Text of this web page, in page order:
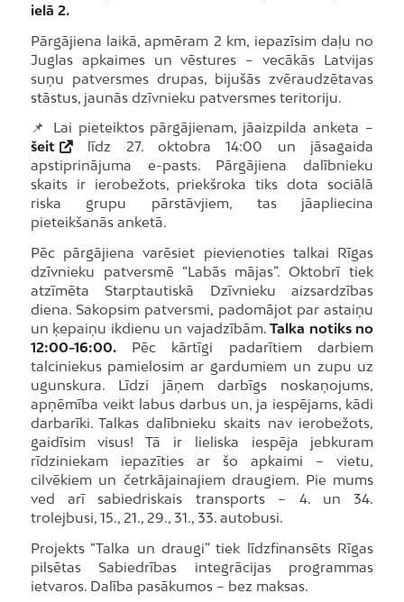
ielā 2.
Pārgājiena laikā, apmēram 2 km, iepazīsim daļu no
Juglas apkaimes un vēstures – vecākās Latvijas
suņu patversmes drupas, bijušās zvēraudzētavas
stāstus, jaunās dzīvnieku patversmes teritoriju.
📌 Lai pieteiktos pārgājienam, jāaizpilda anketa –
šeit
līdz 27. oktobra 14:00 un jāsagaida
apstiprinājuma e-pasts. Pārgājiena dalībnieku
skaits ir ierobežots, priekšroka tiks dota sociālā
riska grupu pārstāvjiem, tas jāapliecina
pieteikšanās anketā.
Pēc pārgājiena varēsiet pievienoties talkai Rīgas
dzīvnieku patversmē “Labās mājas”. Oktobrī tiek
atzīmēta Starptautiskā Dzīvnieku aizsardzības
diena. Sakopsim patversmi, padomājot par astaiņu
un ķepaiņu ikdienu un vajadzībām.Talka notiks no
12:00-16:00.Pēc kārtīgi padarītiem darbiem
talciniekus pamielosim ar gardumiem un zupu uz
ugunskura. Līdzi jāņem darbīgs noskaņojums,
apņēmība veikt labus darbus un, ja iespējams, kādi
darbarīki. Talkas dalībnieku skaits nav ierobežots,
gaidīsim visus! Tā ir lieliska iespēja jebkuram
rīdziniekam iepazīties ar šo apkaimi – vietu,
cilvēkiem un četrkājainajiem draugiem. Pie mums
ved arī sabiedriskais transports – 4. un 34.
trolejbusi, 15., 21., 29., 31., 33. autobusi.
Projekts “Talka un draugi” tiek līdzfinansēts Rīgas
pilsētas Sabiedrības integrācijas programmas
ietvaros. Dalība pasākumos – bez maksas.